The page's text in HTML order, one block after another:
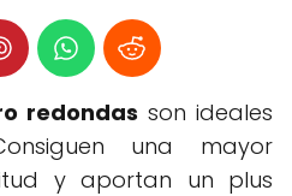
redondas son ideales
una mayor
y aportan un plus